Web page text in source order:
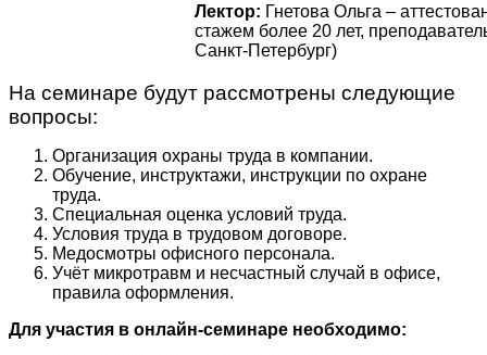
Лектор: Гнетова Ольга –
стажем более 20 лет,
Санкт-Петербург)
На семинаре будут рассмотрены следующие
вопросы:
Организация охраны труда в компании.
Обучение, инструктажи, инструкции по охране
труда.
Специальная оценка условий труда.
Условия труда в трудовом договоре.
Медосмотры офисного персонала.
Учёт микротравм и несчастный случай в офисе,
правила оформления.
Для участия в онлайн-семинаре необходимо: